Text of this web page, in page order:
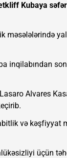
Kubaya
inqilabından
Alvares
və kəşfiyyat
üçün